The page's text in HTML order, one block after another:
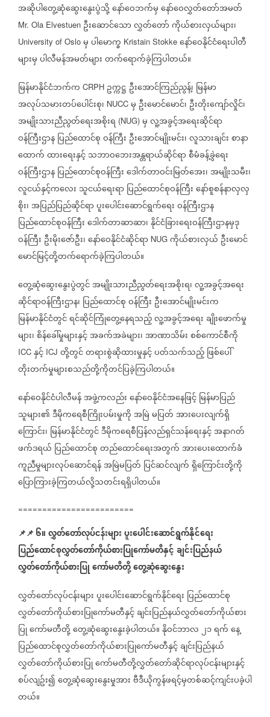
အဆိုပါတွေ့ဆုံဆွေးနွေးပွဲသို့နော်ဝေဘက်မှနော်ဝေလွှတ်တော်အမတ်
Mr. Ola Elvestuen ဦးဆောင်သောလွှတ်တော်ကိုယ်စားလှယ်များ၊
University of Oslo မှပါမောက္ခ Kristain Stokke နော်ဝေနိုင်ငံရေးပါတီ
များမှပါလီမန်အမတ်များတက်ရောက်ခဲ့ကြပါတယ်။
မြန်မာနိုင်ငံဘက်က CRPH ဥက္ကဋ္ဌ ဦးအောင်ကြည်ညွန့်၊ မြန်မာ
အလုပ်သမားတပ်ပေါင်းစု၊ NUCC မှ ဦးမောင်မောင်၊ ဦးတိုးကျော်လှိုင်၊
အမျိုးသားညီညွတ်ရေးအစိုးရ (NUG) မှလူ့အခွင့်အရေးဆိုင်ရာ
ဝန်ကြီးဌာနပြည်ထောင်စုဝန်ကြီး ဦးအောင်မျိုးမင်း၊လူသားချင်းစာနာ
ထောက်ထားရေးနှင့်သဘာဝဘေးအန္တရာယ်ဆိုင်ရာစီမံခန့်ခွဲရေး
ဝန်ကြီးဌာနပြည်ထောင်စုဝန်ကြီးဒေါက်တာဝင်းမြတ်အေး၊အမျိုးသမီး၊
လူငယ်နှင့်ကလေး သူငယ်ရေးရာပြည်ထောင်စုဝန်ကြီးနော်စူစန်နာလှလှ
စိုး၊အပြည်ပြည်ဆိုင်ရာပူးပေါင်းဆောင်ရွက်ရေးဝန်ကြီးဌာန
ပြည်ထောင်စုဝန်ကြီးဒေါက်တာဆာဆာ၊နိုင်ငံခြားရေးဝန်ကြီးဌာနမှဒု
ဝန်ကြီး ဦးမိုးဇော်ဦး၊နော်ဝေနိုင်ငံဆိုင်ရာ NUG ကိုယ်စားလှယ် ဦးမောင်
မောင်မြင့်တို့တက်ရောက်ခဲ့ကြပါတယ်။
တွေ့ဆုံဆွေးနွေးပွဲတွင်အမျိုးသားညီညွတ်ရေးအစိုးရ၊လူ့အခွင့်အရေး
ဆိုင်ရာဝန်ကြီးဌာန၊ ပြည်ထောင်စုဝန်ကြီး ဦးအောင်မျိုးမင်းက
မြန်မာနိုင်ငံတွင်ရင်ဆိုင်ကြုံတွေ့နေရသည့်လူ့အခွင့်အရေးချိုးဖောက်မှု
များ၊စိန်ခေါ်မှုများနှင့်အခက်အခဲများ၊အာဏာသိမ်းစစ်ကောင်စီကို
ICC နှင့် ICJ တို့တွင်တရားစွဲဆိုထားမှုနှင့်ပတ်သက်သည့်ဖြစ်ပေါ်
တိုးတက်မှုများစသည်တို့ကိုတင်ပြခဲ့ကြပါတယ်။
နော်ဝေနိုင်ငံပါလီမန်အဖွဲ့ကလည်းနော်ဝေနိုင်ငံအနေဖြင့်မြန်မာပြည်
သူများ၏ဒီမိုကရေစီကြိုးပမ်းမှုကိုအမြဲမပြတ်အားပေးလျက်ရှိ
ကြောင်း၊ မြန်မာနိုင်ငံတွင်ဒီမိုကရေစီပြန်လည်ရှင်သန်ရေးနှင့်အနာဂတ်
ဖက်ဒရယ် ပြည်ထောင်စုတည်ထောင်ရေးအတွက်အားပေးထောက်ခံ
ကူညီမှုများလုပ်ဆောင်ရန်အမြဲမပြတ် ပြင်ဆင်လျက်ရှိကြောင်းတို့ကို
ပြောကြားခဲ့ကြတယ်လို့သတင်းရရှိပါတယ်။
========================
📌📌၆။လွှတ်တော်လုပ်ငန်းများပူးပေါင်းဆောင်ရွက်နိုင်ရေး
ပြည်ထောင်စုလွှတ်တော်ကိုယ်စားပြုကော်မတီနှင့်ချင်းပြည်နယ်
လွှတ်တော်ကိုယ်စားပြုကော်မတီတို့တွေ့ဆုံဆွေးနွေး
လွှတ်တော်လုပ်ငန်းများပူးပေါင်းဆောင်ရွက်နိုင်ရေး ပြည်ထောင်စု
လွှတ်တော်ကိုယ်စားပြုကော်မတီနှင့်ချင်းပြည်နယ်လွှတ်တော်ကိုယ်စား
ပြုကော်မတီတို့တွေ့ဆုံဆွေးနွေးခဲ့ပါတယ်။နိုဝင်ဘာလ၂၁ရက်နေ့
ပြည်ထောင်စုလွှတ်တော်ကိုယ်စားပြုကော်မတီနှင့်ချင်းပြည်နယ်
လွှတ်တော်ကိုယ်စားပြုကော်မတီတို့လွှတ်တော်ဆိုင်ရာလုပ်ငန်းများနှင့်
စပ်လျဥ်း၍တွေ့ဆုံဆွေးနွေးမှုအားဗီဒီယိုကွန်ဖရင့်မှတစ်ဆင့်ကျင်းပခဲ့ပါ
တယ်။